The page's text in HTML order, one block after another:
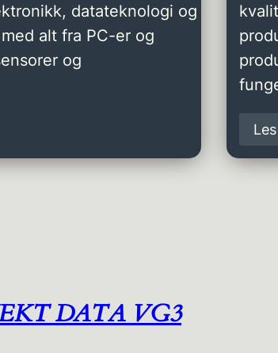
datateknologi og
alt fra PC-er og
og
DATA VG3